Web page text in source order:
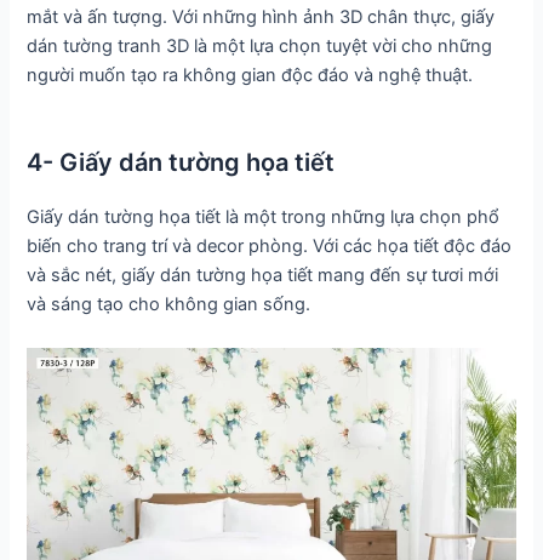
mắt và ấn tượng. Với những hình ảnh 3D chân thực, giấy
dán tường tranh 3D là một lựa chọn tuyệt vời cho những
người muốn tạo ra không gian độc đáo và nghệ thuật.
4- Giấy dán tường họa tiết
Giấy dán tường họa tiết là một trong những lựa chọn phổ
biến cho trang trí và decor phòng. Với các họa tiết độc đáo
và sắc nét, giấy dán tường họa tiết mang đến sự tươi mới
và sáng tạo cho không gian sống.